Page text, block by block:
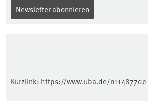
Newsletter abonnieren
Kurzlink: https://www.uba.de/n114877de